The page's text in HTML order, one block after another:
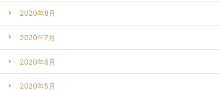
2020年8月
2020年7月
2020年6月
2020年5月